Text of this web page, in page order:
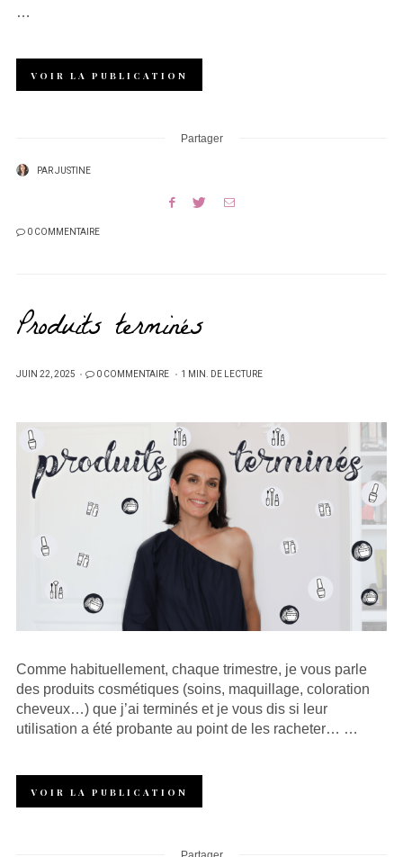
…
VOIR LA PUBLICATION
Partager
PARJUSTINE
0 COMMENTAIRE
Produits terminés
PUBLIÉ
JUIN 22, 2025 0 COMMENTAIRE 1 MIN. DE LECTURE
Comme habituellement, chaque trimestre, je vous parle
des produits cosmétiques (soins, maquillage, coloration
cheveux…) que j’ai terminés et je vous dis si leur
utilisation a été probante au point de les racheter… …
VOIR LA PUBLICATION